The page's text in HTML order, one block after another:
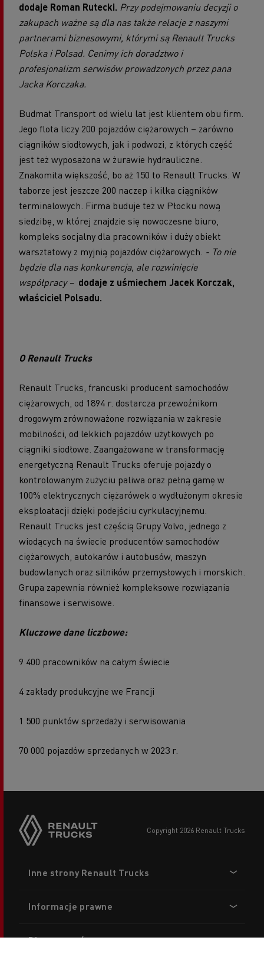
dodaje Roman Rutecki. Przy podejmowaniu decyzji o
zakupach ważne są dla nas także relacje z naszymi
partnerami biznesowymi, którymi są Renault Trucks
Polska i Polsad. Cenimy ich doradztwo i
profesjonalizm serwisów prowadzonych przez pana
Jacka Korczaka.
Budmat Transport od wielu lat jest klientem obu firm.
Jego flota liczy 200 pojazdów ciężarowych – zarówno
ciągników siodłowych, jak i podwozi, z których część
jest też wyposażona w żurawie hydrauliczne.
Znakomita większość, bo aż 150 to Renault Trucks. W
taborze jest jeszcze 200 naczep i kilka ciągników
terminalowych. Firma buduje też w Płocku nową
siedzibę, w której znajdzie się nowoczesne biuro,
kompleks socjalny dla pracowników i duży obiekt
warsztatowy z myjnią pojazdów ciężarowych. - To nie
będzie dla nas konkurencja, ale rozwinięcie
współpracy – dodaje z uśmiechem Jacek Korczak,
właściciel Polsadu.
O Renault Trucks
Renault Trucks, francuski producent samochodów
ciężarowych, od 1894 r. dostarcza przewoźnikom
drogowym zrównoważone rozwiązania w zakresie
mobilności, od lekkich pojazdów użytkowych po
ciągniki siodłowe. Zaangażowane w transformację
energetyczną Renault Trucks oferuje pojazdy o
kontrolowanym zużyciu paliwa oraz pełną gamę w
100% elektrycznych ciężarówek o wydłużonym okresie
eksploatacji dzięki podejściu cyrkulacyjnemu.
Renault Trucks jest częścią Grupy Volvo, jednego z
wiodących na świecie producentów samochodów
ciężarowych, autokarów i autobusów, maszyn
budowlanych oraz silników przemysłowych i morskich.
Grupa zapewnia również kompleksowe rozwiązania
finansowe i serwisowe.
Kluczowe dane liczbowe:
9 400 pracowników na całym świecie
4 zakłady produkcyjne we Francji
1 500 punktów sprzedaży i serwisowania
70 000 pojazdów sprzedanych w 2023 r.
copyright 2026 Renault Trucks
menu
Inne strony Renault Trucks
Informacje prawne
Dla partnerów